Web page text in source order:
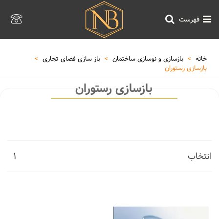
فهرست
خانه > بازسازی و نوسازی ساختمان > باز سازی فضای تجاری >
بازسازی رستوران
بازسازی رستوران
انتخاب 1